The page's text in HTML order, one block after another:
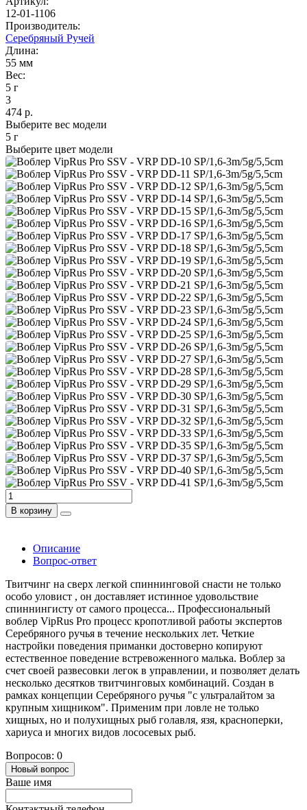
12-01-1106
Производитель:
Серебряный Ручей
Длина:
55 мм
Вес:
5 г
3
474 р.
Выберите вес модели
5 г
Выберите цвет модели
В корзину
Описание
Вопрос-ответ
Твитчинг на сверх легкой спиннинговой снасти не только
особо уловист , он доставляет истинное удовольствие
спиннингисту от самого процесса... Профессиональный
воблер VipRus Pro процесс кропотливой работы экспертов
Серебряного ручья в течение нескольких лет. Четкие
настройки поведения приманки достоверно копируют
естественное поведение встревоженного малька. Воблер за
счет своей развесовки легок в управлении, и позволяет делать
несколько десятков твитчинговых комбинаций. Создан в
рамках концепции Серебряного ручья "с ультралайтом за
крупным хищником". Применим при ловле не только
хищных, но и полухищных рыб голавля, язя, красноперки,
хариуса и многих видов лососевых рыб.
Вопросов: 0
Новый вопрос
Ваше имя